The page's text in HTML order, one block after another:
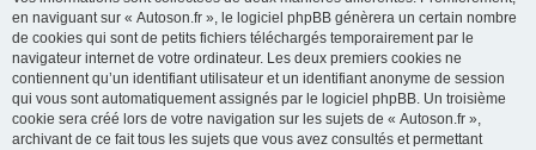
en naviguant sur « Autoson.fr », le logiciel phpBB génèrera un certain nombre
de cookies qui sont de petits fichiers téléchargés temporairement par le
navigateur internet de votre ordinateur. Les deux premiers cookies ne
contiennent qu’un identifiant utilisateur et un identifiant anonyme de session
qui vous sont automatiquement assignés par le logiciel phpBB. Un troisième
cookie sera créé lors de votre navigation sur les sujets de « Autoson.fr »,
archivant de ce fait tous les sujets que vous avez consultés et permettant